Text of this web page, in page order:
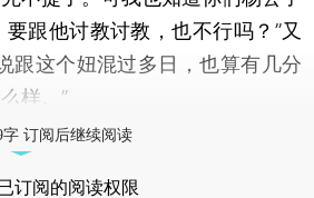
跟他讨教讨教，也不行吗？”又
跟这个妞混过多日，也算有几分
样。”
字 订阅后继续阅读
订阅的阅读权限